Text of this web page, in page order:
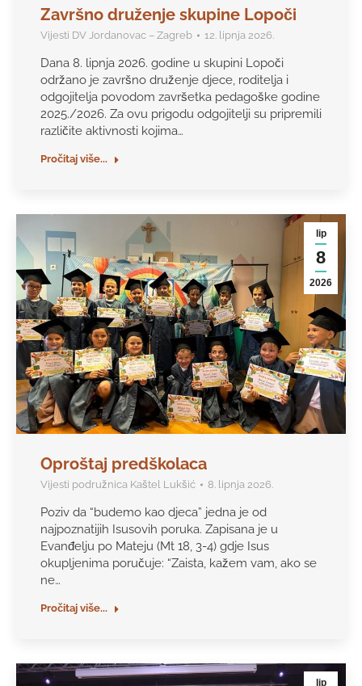
Završno druženje skupine Lopoči
Vijesti DV Jordanovac – Zagreb 12. lipnja 2026.
Dana 8. lipnja 2026. godine u skupini Lopoči
održano je završno druženje djece, roditelja i
odgojitelja povodom završetka pedagoške godine
2025./2026. Za ovu prigodu odgojitelji su pripremili
različite aktivnosti kojima…
Pročitaj više...
lip
8
2026
Oproštaj predškolaca
Vijesti podružnica Kaštel Lukšić 8. lipnja 2026.
Poziv da “budemo kao djeca” jedna je od
najpoznatijih Isusovih poruka. Zapisana je u
Evanđelju po Mateju (Mt 18, 3-4) gdje Isus
okupljenima poručuje: “Zaista, kažem vam, ako se
ne…
Pročitaj više...
lip